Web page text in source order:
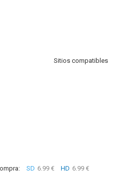
Sitios compatibles
SD 6.99 € HD 6.99 €